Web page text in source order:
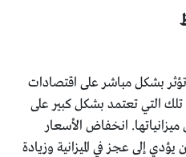
بشكل مباشر على اقتصادات
تلك التي تعتمد بشكل كبير على
انخفاض الأسعار
إلى عجز في الميزانية وزيادة